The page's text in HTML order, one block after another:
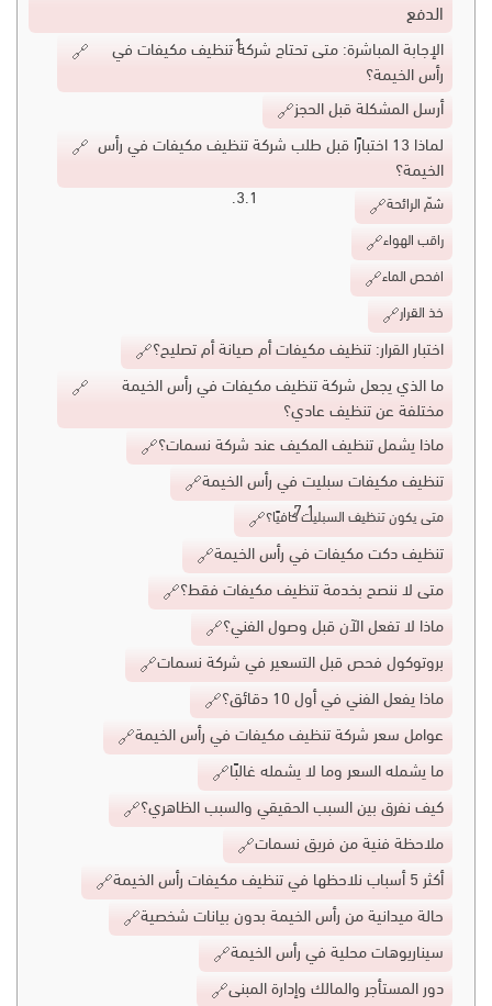
الدفع
الإجابة المباشرة: متى تحتاج شركة تنظيف مكيفات في
رأس الخيمة؟
أرسل المشكلة قبل الحجز
لماذا 13 اختبارًا قبل طلب شركة تنظيف مكيفات في رأس
الخيمة؟
شمّ الرائحة
راقب الهواء
افحص الماء
خذ القرار
اختبار القرار: تنظيف مكيفات أم صيانة أم تصليح؟
ما الذي يجعل شركة تنظيف مكيفات في رأس الخيمة
مختلفة عن تنظيف عادي؟
ماذا يشمل تنظيف المكيف عند شركة نسمات؟
تنظيف مكيفات سبليت في رأس الخيمة
متى يكون تنظيف السبليت كافيًا؟
تنظيف دكت مكيفات في رأس الخيمة
متى لا ننصح بخدمة تنظيف مكيفات فقط؟
ماذا لا تفعل الآن قبل وصول الفني؟
بروتوكول فحص قبل التسعير في شركة نسمات
ماذا يفعل الفني في أول 10 دقائق؟
عوامل سعر شركة تنظيف مكيفات في رأس الخيمة
ما يشمله السعر وما لا يشمله غالبًا
كيف نفرق بين السبب الحقيقي والسبب الظاهري؟
ملاحظة فنية من فريق نسمات
أكثر 5 أسباب نلاحظها في تنظيف مكيفات رأس الخيمة
حالة ميدانية من رأس الخيمة بدون بيانات شخصية
سيناريوهات محلية في رأس الخيمة
دور المستأجر والمالك وإدارة المبنى